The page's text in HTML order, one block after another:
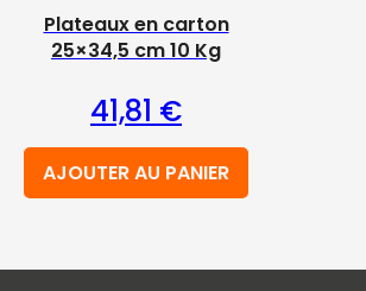
Plateaux en carton
25×34,5 cm 10 Kg
41,81 €
AJOUTER AU PANIER